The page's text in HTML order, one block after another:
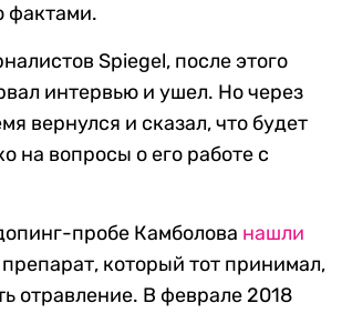
фактами.
Spiegel, после этого
интервью и ушел. Но через
вернулся и сказал, что будет
на вопросы о его работе с
пробе Камболова нашли
который тот принимал,
отравление. В феврале 2018